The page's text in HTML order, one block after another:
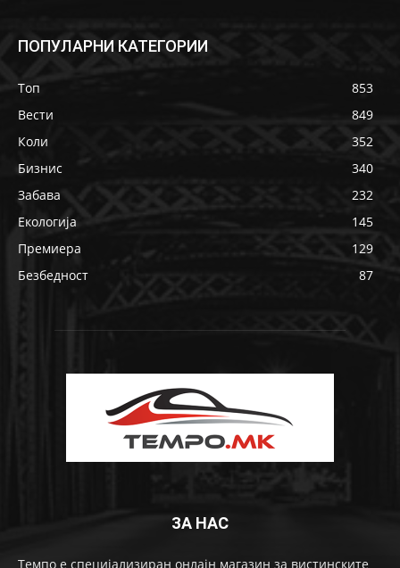
ПОПУЛАРНИ КАТЕГОРИИ
Топ
853
Вести
849
Коли
352
Бизнис
340
Забава
232
Екологија
145
Премиера
129
Безбедност
87
ЗА НАС
Темпо е специјализиран онлајн магазин за вистинските